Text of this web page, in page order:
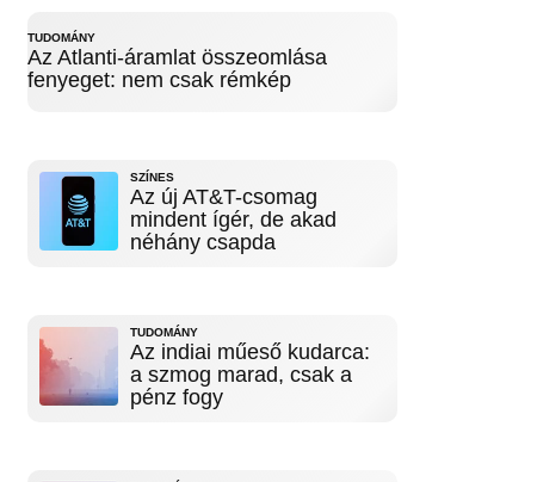
TUDOMÁNY
Az Atlanti-áramlat összeomlása
fenyeget: nem csak rémkép
SZÍNES
Az új AT&T-csomag
mindent ígér, de akad
néhány csapda
TUDOMÁNY
Az indiai műeső kudarca:
a szmog marad, csak a
pénz fogy